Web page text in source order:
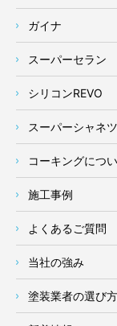
ガイナ
スーパーセラン
シリコンREVO
スーパーシャネ
コーキングにつ
施工事例
よくあるご質問
当社の強み
塗装業者の選び方